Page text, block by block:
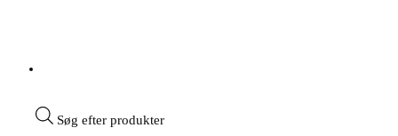
Søg efter produkter